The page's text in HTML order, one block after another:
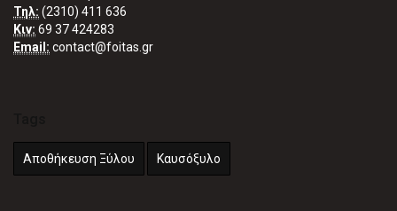
Τηλ: (2310) 411 636
Κιν: 69 37 424283
Email: contact@foitas.gr
Αποθήκευση Ξύλου Καυσόξυλο